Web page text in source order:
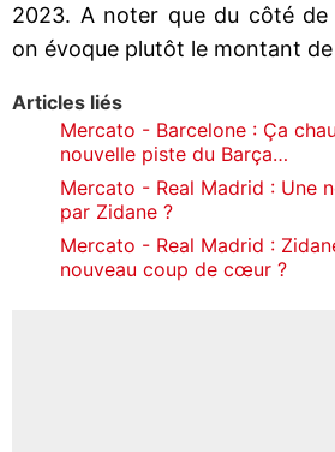
2023. A noter que du côté de
on évoque plutôt le montant
Articles liés
Mercato - Barcelone : Ça
nouvelle piste du Barça…
Mercato - Real Madrid : Une
par Zidane ?
Mercato - Real Madrid :
nouveau coup de cœur ?